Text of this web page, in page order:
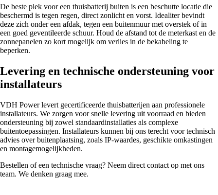
De beste plek voor een thuisbatterij buiten is een beschutte locatie die
beschermd is tegen regen, direct zonlicht en vorst. Idealiter bevindt
deze zich onder een afdak, tegen een buitenmuur met overstek of in
een goed geventileerde schuur. Houd de afstand tot de meterkast en de
zonnepanelen zo kort mogelijk om verlies in de bekabeling te
beperken.
Levering en technische ondersteuning voor
installateurs
VDH Power levert gecertificeerde thuisbatterijen aan professionele
installateurs. We zorgen voor snelle levering uit voorraad en bieden
ondersteuning bij zowel standaardinstallaties als complexe
buitentoepassingen. Installateurs kunnen bij ons terecht voor technisch
advies over buitenplaatsing, zoals IP-waardes, geschikte omkastingen
en montagemogelijkheden.
Bestellen of een technische vraag? Neem direct contact op met ons
team. We denken graag mee.